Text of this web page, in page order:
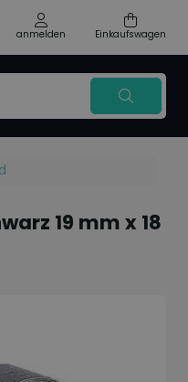
anmelden Einkaufswagen
19 mm x 18